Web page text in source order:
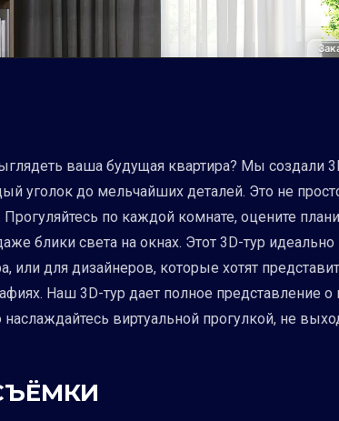
ваша будущая квартира? Мы
уголок до мельчайших деталей. Это не
по каждой комнате, оцените
блики света на окнах. Этот 3D-тур
или для дизайнеров, которые хотят
Наш 3D-тур дает полное представление
наслаждайтесь виртуальной прогулкой, не